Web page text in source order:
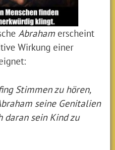
Abraham erscheint
Wirkung einer
Stimmen zu hören,
seine Genitalien
daran sein Kind zu